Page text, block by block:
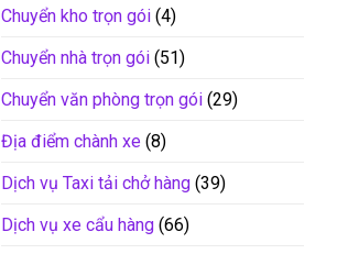
Chuyển kho trọn gói (4)
Chuyển nhà trọn gói (51)
Chuyển văn phòng trọn gói (29)
Địa điểm chành xe (8)
Dịch vụ Taxi tải chở hàng (39)
Dịch vụ xe cẩu hàng (66)